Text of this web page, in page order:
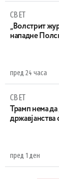
СВЕТ
„Волстрит
нападне
пред 24 часа
СВЕТ
Трамп нема
државјанства
пред 1 ден